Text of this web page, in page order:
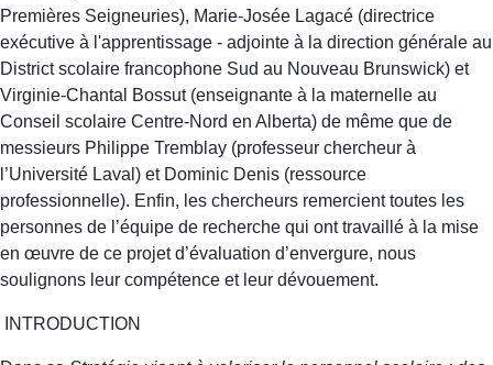
Premières Seigneuries), Marie-Josée Lagacé (directrice
exécutive à l'apprentissage - adjointe à la direction générale au
District scolaire francophone Sud au Nouveau Brunswick) et
Virginie-Chantal Bossut (enseignante à la maternelle au
Conseil scolaire Centre-Nord en Alberta) de même que de
messieurs Philippe Tremblay (professeur chercheur à
l’Université Laval) et Dominic Denis (ressource
professionnelle). Enfin, les chercheurs remercient toutes les
personnes de l’équipe de recherche qui ont travaillé à la mise
en œuvre de ce projet d’évaluation d’envergure, nous
soulignons leur compétence et leur dévouement.
INTRODUCTION